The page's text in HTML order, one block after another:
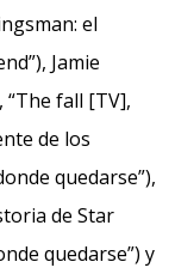
el
Jamie
“The fall [TV],
de los
quedarse”),
de Star
quedarse”) y